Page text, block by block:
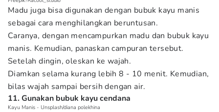
Madu juga bisa digunakan dengan bubuk kayu manis
sebagai cara menghilangkan beruntusan.
Caranya, dengan mencampurkan madu dan bubuk kayu
manis. Kemudian, panaskan campuran tersebut.
Setelah dingin, oleskan ke wajah.
Diamkan selama kurang lebih 8 - 10 menit. Kemudian,
bilas wajah sampai bersih dengan air.
11. Gunakan bubuk kayu cendana
Kayu Manis - Unsplash/diana polekhina